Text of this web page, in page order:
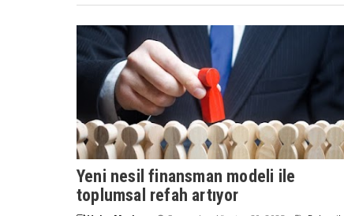
Yeni nesil finansman modeli ile
toplumsal refah artıyor